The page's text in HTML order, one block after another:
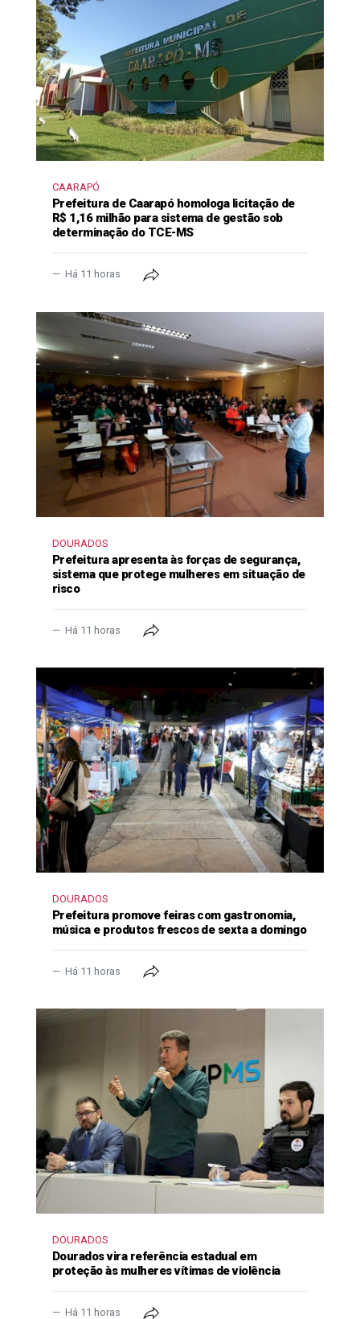
CAARAPÓ
Prefeitura de Caarapó homologa licitação de
R$ 1,16 milhão para sistema de gestão sob
determinação do TCE-MS
Há 11 horas
DOURADOS
Prefeitura apresenta às forças de segurança,
sistema que protege mulheres em situação de
risco
Há 11 horas
DOURADOS
Prefeitura promove feiras com gastronomia,
música e produtos frescos de sexta a domingo
Há 11 horas
DOURADOS
Dourados vira referência estadual em
proteção às mulheres vítimas de violência
Há 11 horas